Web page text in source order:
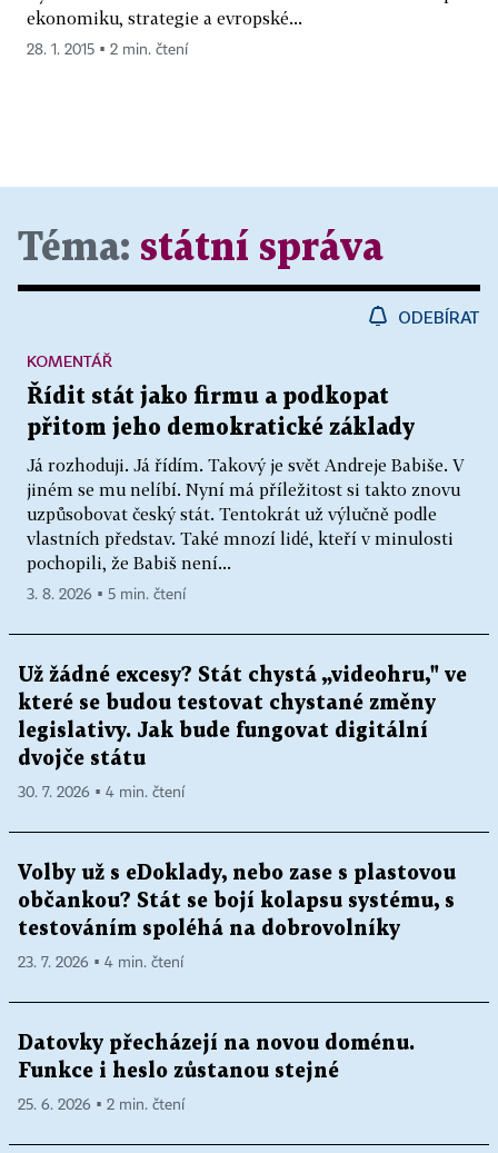
ekonomiku, strategie a evropské...
28. 1. 2015 ▪ 2 min. čtení
Téma: státní správa
ODEBÍRAT
Řídit stát jako firmu a podkopat
přitom jeho demokratické základy
Já rozhoduji. Já řídím. Takový je svět Andreje Babiše. V
jiném se mu nelíbí. Nyní má příležitost si takto znovu
uzpůsobovat český stát. Tentokrát už výlučně podle
vlastních představ. Také mnozí lidé, kteří v minulosti
pochopili, že Babiš není...
KOMENTÁŘ
3. 8. 2026 ▪ 5 min. čtení
Už žádné excesy? Stát chystá „videohru," ve
které se budou testovat chystané změny
legislativy. Jak bude fungovat digitální
dvojče státu
30. 7. 2026 ▪ 4 min. čtení
Volby už s eDoklady, nebo zase s plastovou
občankou? Stát se bojí kolapsu systému, s
testováním spoléhá na dobrovolníky
23. 7. 2026 ▪ 4 min. čtení
Datovky přecházejí na novou doménu.
Funkce i heslo zůstanou stejné
25. 6. 2026 ▪ 2 min. čtení